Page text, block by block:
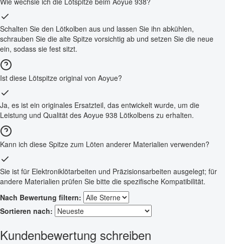
Schalten Sie den Lötkolben aus und lassen Sie ihn abkühlen,
schrauben Sie die alte Spitze vorsichtig ab und setzen Sie die neue
ein, sodass sie fest sitzt.
Ist diese Lötspitze original von Aoyue?
Ja, es ist ein originales Ersatzteil, das entwickelt wurde, um die
Leistung und Qualität des Aoyue 938 Lötkolbens zu erhalten.
Kann ich diese Spitze zum Löten anderer Materialien verwenden?
Sie ist für Elektroniklötarbeiten und Präzisionsarbeiten ausgelegt; für
andere Materialien prüfen Sie bitte die spezifische Kompatibilität.
Nach Bewertung filtern:
Sortieren nach:
Kundenbewertung schreiben